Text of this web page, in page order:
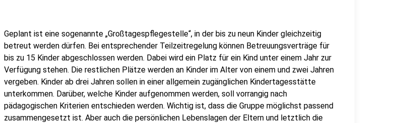
Geplant ist eine sogenannte „Großtagespflegestelle“, in der bis zu neun Kinder gleichzeitig
betreut werden dürfen. Bei entsprechender Teilzeitregelung können Betreuungsverträge für
bis zu 15 Kinder abgeschlossen werden. Dabei wird ein Platz für ein Kind unter einem Jahr zur
Verfügung stehen. Die restlichen Plätze werden an Kinder im Alter von einem und zwei Jahren
vergeben. Kinder ab drei Jahren sollen in einer allgemein zugänglichen Kindertagesstätte
unterkommen. Darüber, welche Kinder aufgenommen werden, soll vorrangig nach
pädagogischen Kriterien entschieden werden. Wichtig ist, dass die Gruppe möglichst passend
zusammengesetzt ist. Aber auch die persönlichen Lebenslagen der Eltern und letztlich die